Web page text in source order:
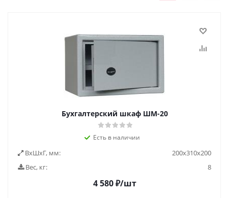
Бухгалтерский шкаф ШМ-20
Есть в наличии
ВxШxГ, мм:
200x310x200
Вес, кг:
8
4 580₽/шт